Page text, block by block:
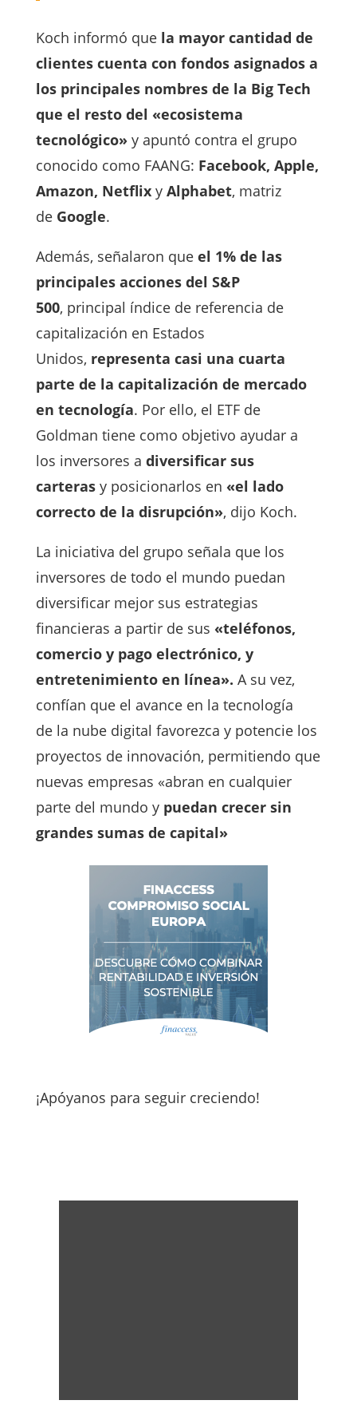
Koch informó quela mayor cantidad de
clientes cuenta con fondos asignados a
los principales nombres de la Big Tech
que el resto del «ecosistema
tecnológico» y apuntó contra el grupo
conocido como FAANG: Facebook, Apple,
Amazon, Netflix y Alphabet, matriz
de Google.
Además, señalaron que el 1% de las
principales acciones del S&P
500, principal índice de referencia de
capitalización en Estados
Unidos, representa casi una cuarta
parte de la capitalización de mercado
en tecnología. Por ello, el ETF de
Goldman tiene como objetivo ayudar a
los inversores a diversificar sus
carterasy posicionarlos en «el lado
correcto de la disrupción», dijo Koch.
La iniciativa del grupo señala que los
inversores de todo el mundo puedan
diversificar mejor sus estrategias
financieras a partir de sus «teléfonos,
comercio y pago electrónico, y
entretenimiento en línea». A su vez,
confían que el avance en la tecnología
de la nube digital favorezca y potencie los
proyectos de innovación, permitiendo que
nuevas empresas «abran en cualquier
parte del mundo ypuedan crecer sin
grandes sumas de capital»
¡Apóyanos para seguir creciendo!